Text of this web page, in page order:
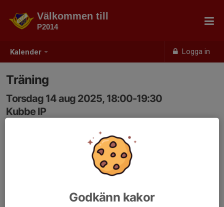
Kalender Logga in
Välkommen till
P2014
Träning
Torsdag 14 aug 2025, 18:00-19:30
Kubbe IP
Godkänn kakor